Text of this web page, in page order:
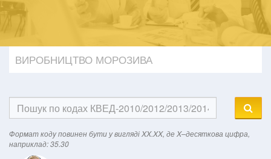
ВИРОБНИЦТВО МОРОЗИВА
Формат кодy повинен бути у вигляді XX.XX, де X–десяткова цифра,
наприклад: 35.30